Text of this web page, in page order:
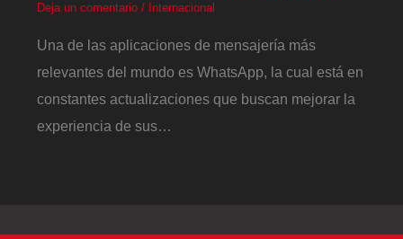
Deja un comentario / Internacional
Una de las aplicaciones de mensajería más
relevantes del mundo es WhatsApp, la cual está en
constantes actualizaciones que buscan mejorar la
experiencia de sus…